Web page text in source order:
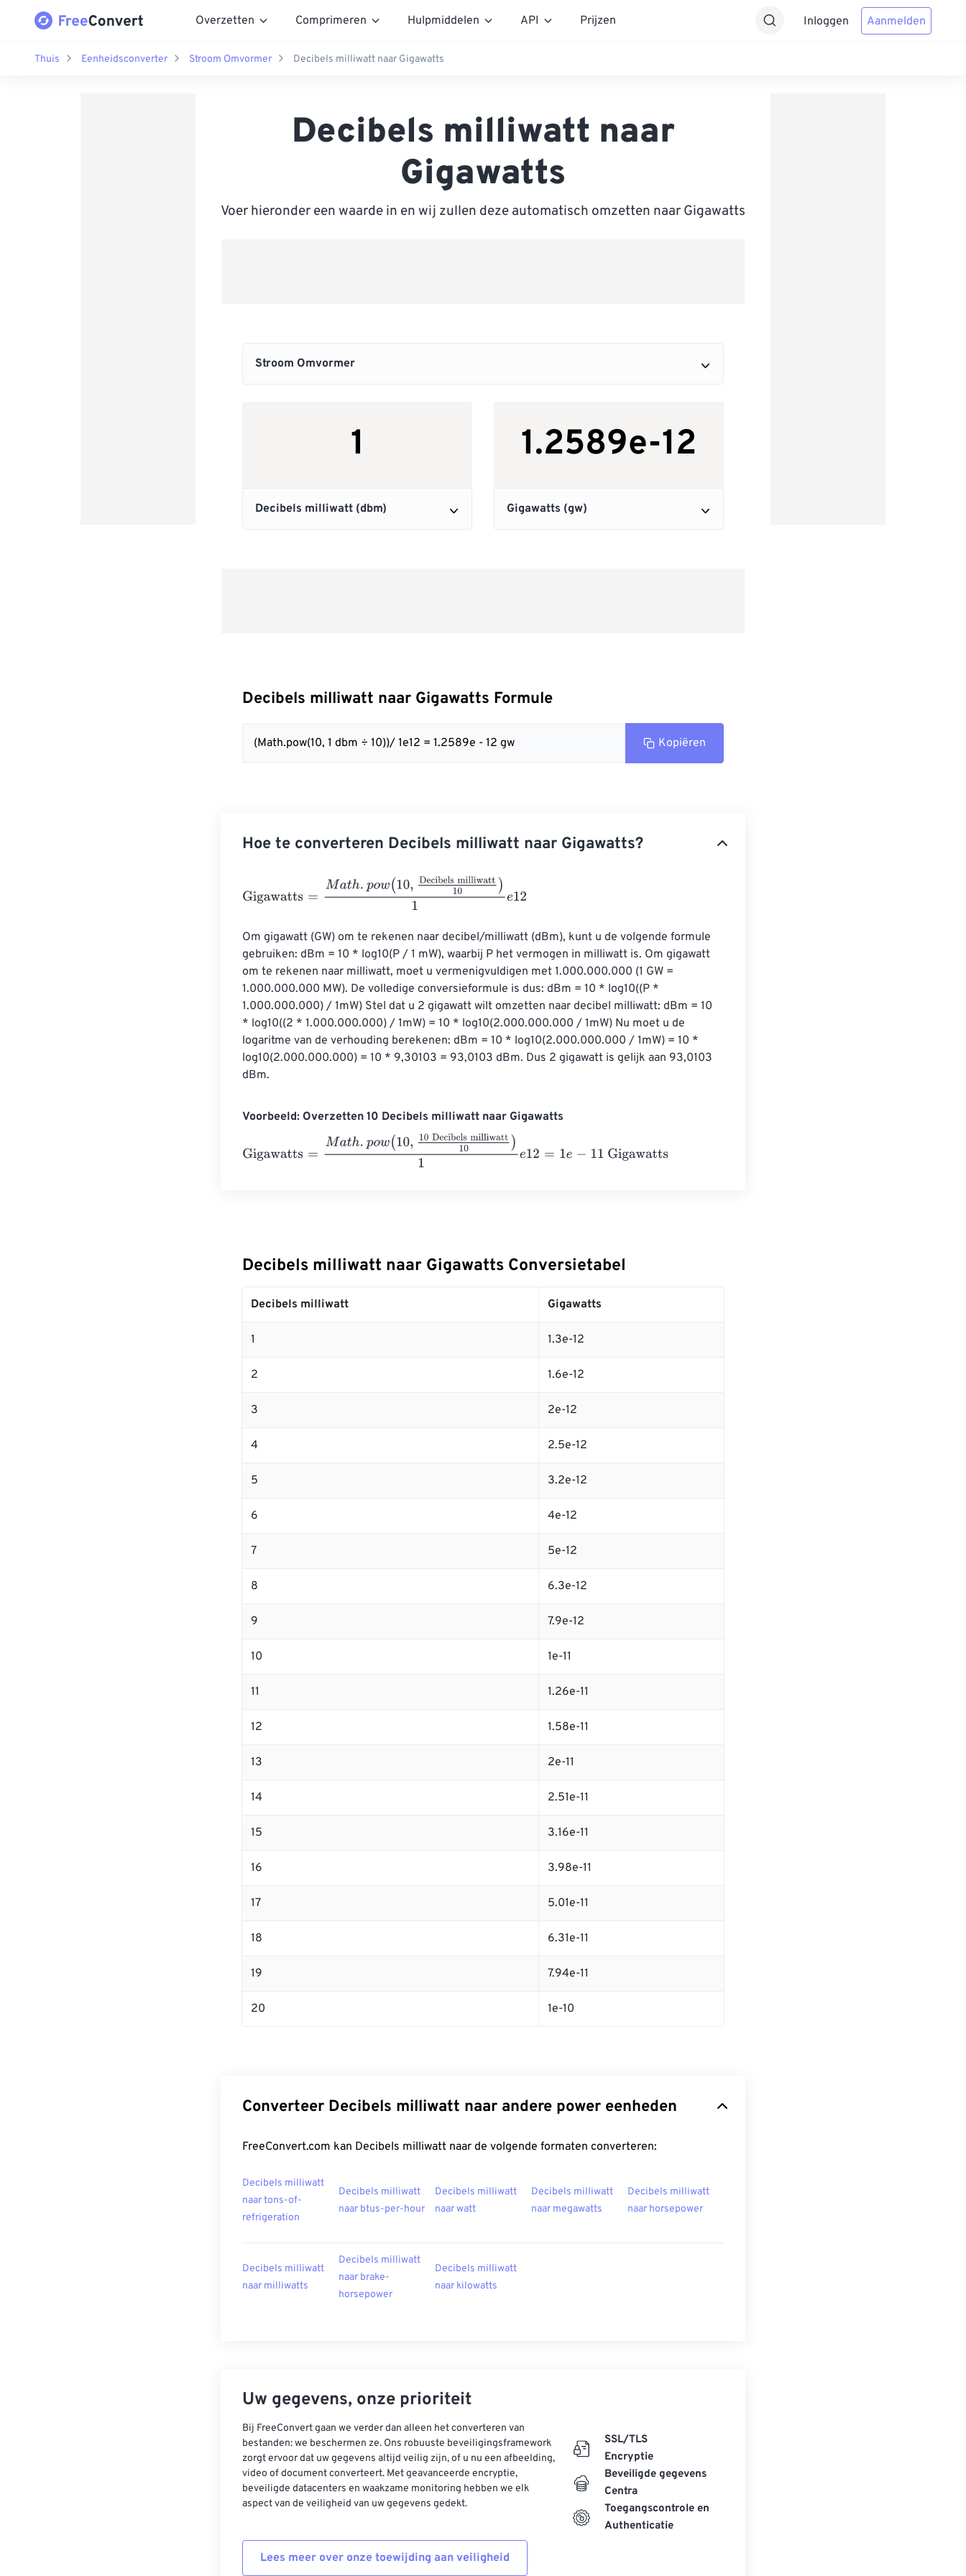
Overzetten Comprimeren Hulpmiddelen API Prijzen Inloggen Aanmelden
Thuis Eenheidsconverter Stroom Omvormer Decibels milliwatt naar Gigawatts
Decibels milliwatt naar
Gigawatts
Voer hieronder een waarde in en wij zullen deze automatisch omzetten naar Gigawatts
Decibels milliwatt naar Gigawatts Formule
(Math.pow(10, 1 dbm ÷ 10))/ 1e12 = 1.2589e - 12 gw Kopiëren
Hoe te converteren Decibels milliwatt naar Gigawatts?
.pow(10 ,Decibels milliwatt10)1e12
Om gigawatt (GW) om te rekenen naar decibel/milliwatt (dBm), kunt u de volgende formule
gebruiken: dBm = 10 * log10(P / 1 mW), waarbij P het vermogen in milliwatt is. Om gigawatt
om te rekenen naar milliwatt, moet u vermenigvuldigen met 1.000.000.000 (1 GW =
1.000.000.000 MW). De volledige conversieformule is dus: dBm = 10 * log10((P *
1.000.000.000) / 1mW) Stel dat u 2 gigawatt wilt omzetten naar decibel milliwatt: dBm = 10
* log10((2 * 1.000.000.000) / 1mW) = 10 * log10(2.000.000.000 / 1mW) Nu moet u de
logaritme van de verhouding berekenen: dBm = 10 * log10(2.000.000.000 / 1mW) = 10 *
log10(2.000.000.000) = 10 * 9,30103 = 93,0103 dBm. Dus 2 gigawatt is gelijk aan 93,0103
dBm.
Voorbeeld: Overzetten 10 Decibels milliwatt naar Gigawatts
.pow(10 ,10 Decibels milliwatt10)1e12=
Decibels milliwatt naar Gigawatts Conversietabel
Decibels milliwatt Gigawatts
1 1.3e-12
2 1.6e-12
3 2e-12
4 2.5e-12
5 3.2e-12
6 4e-12
7 5e-12
8 6.3e-12
9 7.9e-12
10 1e-11
11 1.26e-11
12 1.58e-11
13 2e-11
14 2.51e-11
15 3.16e-11
16 3.98e-11
17 5.01e-11
18 6.31e-11
19 7.94e-11
20 1e-10
Converteer Decibels milliwatt naar andere power eenheden
FreeConvert.com kan Decibels milliwatt naar de volgende formaten converteren:
Decibels milliwatt
naar tons-of-
refrigeration
Decibels milliwatt
naar btus-per-hour
Decibels milliwatt
naar watt
Decibels milliwatt
naar megawatts
Decibels milliwatt
naar horsepower
Decibels milliwatt
naar milliwatts
Decibels milliwatt
naar brake-
horsepower
Decibels milliwatt
naar kilowatts
Uw gegevens, onze prioriteit
Bij FreeConvert gaan we verder dan alleen het converteren van
bestanden: we beschermen ze. Ons robuuste beveiligingsframework
zorgt ervoor dat uw gegevens altijd veilig zijn, of u nu een afbeelding,
video of document converteert. Met geavanceerde encryptie,
beveiligde datacenters en waakzame monitoring hebben we elk
aspect van de veiligheid van uw gegevens gedekt.
Lees meer over onze toewijding aan veiligheid
SSL/TLS
Encryptie
Beveiligde gegevens
Centra
Toegangscontrole en
Authenticatie